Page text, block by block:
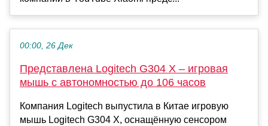
00:00, 26 Дек
Представлена Logitech G304 X – игровая
мышь с автономностью до 106 часов
Компания Logitech выпустила в Китае игровую
мышь Logitech G304 X, оснащённую сенсором